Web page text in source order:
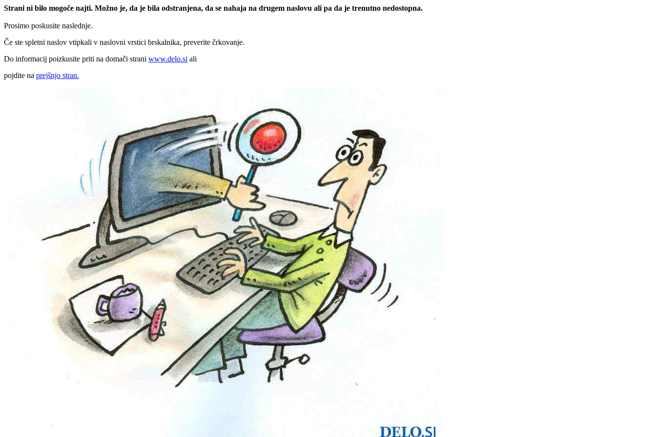
Strani ni bilo mogoče najti. Možno je, da je bila odstranjena, da se nahaja na drugem naslovu ali pa da je trenutno nedostopna.
Prosimo poskusite naslednje.
Če ste spletni naslov vtipkali v naslovni vrstici brskalnika, preverite črkovanje.
Do informacij poizkusite priti na domači strani www.delo.si ali
pojdite na prejšnjo stran.